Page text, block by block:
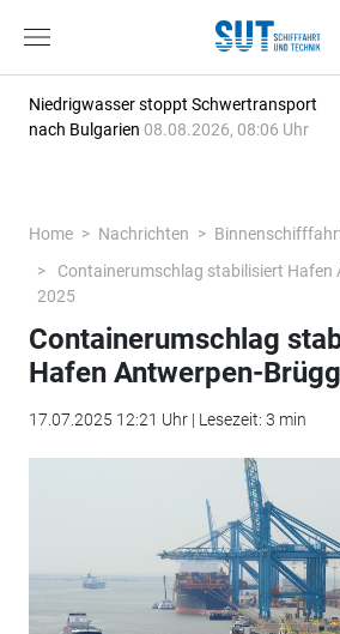
Niedrigwasser stoppt Schwertransport
nach Bulgarien 08.08.2026, 08:06 Uhr
Home Nachrichten
Containerumschlag stabilisiert Hafen
2025
Containerumschlag
Hafen Antwerpen-
17.07.2025 12:21 Uhr | Lesezeit: 3 min